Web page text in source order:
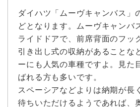
ダイハツ「ムーヴキャンバス」
どとなります。ムーヴキャンバ
ライドドアで、前席背面のフッ
引き出し式の収納があることな
ーにも人気の車種ですよ。見た
ばれる方も多いです。
スペーシアなどよりは納期が長
待ちいただけるようであれば、